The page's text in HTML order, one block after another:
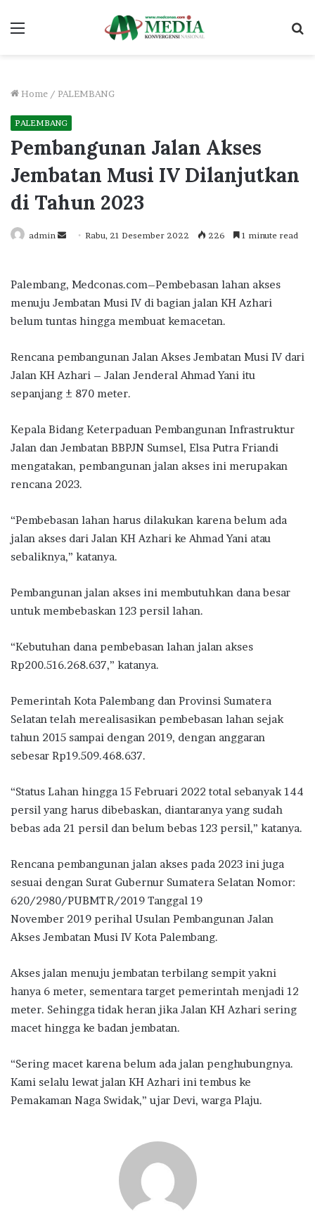
Menu
Home / PALEMBANG
PALEMBANG
Pembangunan Jalan Akses
Jembatan Musi IV Dilanjutkan
di Tahun 2023
admin
SendRabu, 21 Desember 2022 226 1 minute read
Palembang, Medconas.com–Pembebasan lahan akses
menuju Jembatan Musi IV di bagian jalan KH Azhari
belum tuntas hingga membuat kemacetan.
Rencana pembangunan Jalan Akses Jembatan Musi IV dari
Jalan KH Azhari – Jalan Jenderal Ahmad Yani itu
sepanjang ± 870 meter.
Kepala Bidang Keterpaduan Pembangunan Infrastruktur
Jalan dan Jembatan BBPJN Sumsel, Elsa Putra Friandi
mengatakan, pembangunan jalan akses ini merupakan
rencana 2023.
“Pembebasan lahan harus dilakukan karena belum ada
jalan akses dari Jalan KH Azhari ke Ahmad Yani atau
sebaliknya,” katanya.
Pembangunan jalan akses ini membutuhkan dana besar
untuk membebaskan 123 persil lahan.
“Kebutuhan dana pembebasan lahan jalan akses
Rp200.516.268.637,” katanya.
Pemerintah Kota Palembang dan Provinsi Sumatera
Selatan telah merealisasikan pembebasan lahan sejak
tahun 2015 sampai dengan 2019, dengan anggaran
sebesar Rp19.509.468.637.
“Status Lahan hingga 15 Februari 2022 total sebanyak 144
persil yang harus dibebaskan, diantaranya yang sudah
bebas ada 21 persil dan belum bebas 123 persil,” katanya.
Rencana pembangunan jalan akses pada 2023 ini juga
sesuai dengan Surat Gubernur Sumatera Selatan Nomor:
620/2980/PUBMTR/2019 Tanggal 19
November 2019 perihal Usulan Pembangunan Jalan
Akses Jembatan Musi IV Kota Palembang.
Akses jalan menuju jembatan terbilang sempit yakni
hanya 6 meter, sementara target pemerintah menjadi 12
meter. Sehingga tidak heran jika Jalan KH Azhari sering
macet hingga ke badan jembatan.
“Sering macet karena belum ada jalan penghubungnya.
Kami selalu lewat jalan KH Azhari ini tembus ke
Pemakaman Naga Swidak,” ujar Devi, warga Plaju.